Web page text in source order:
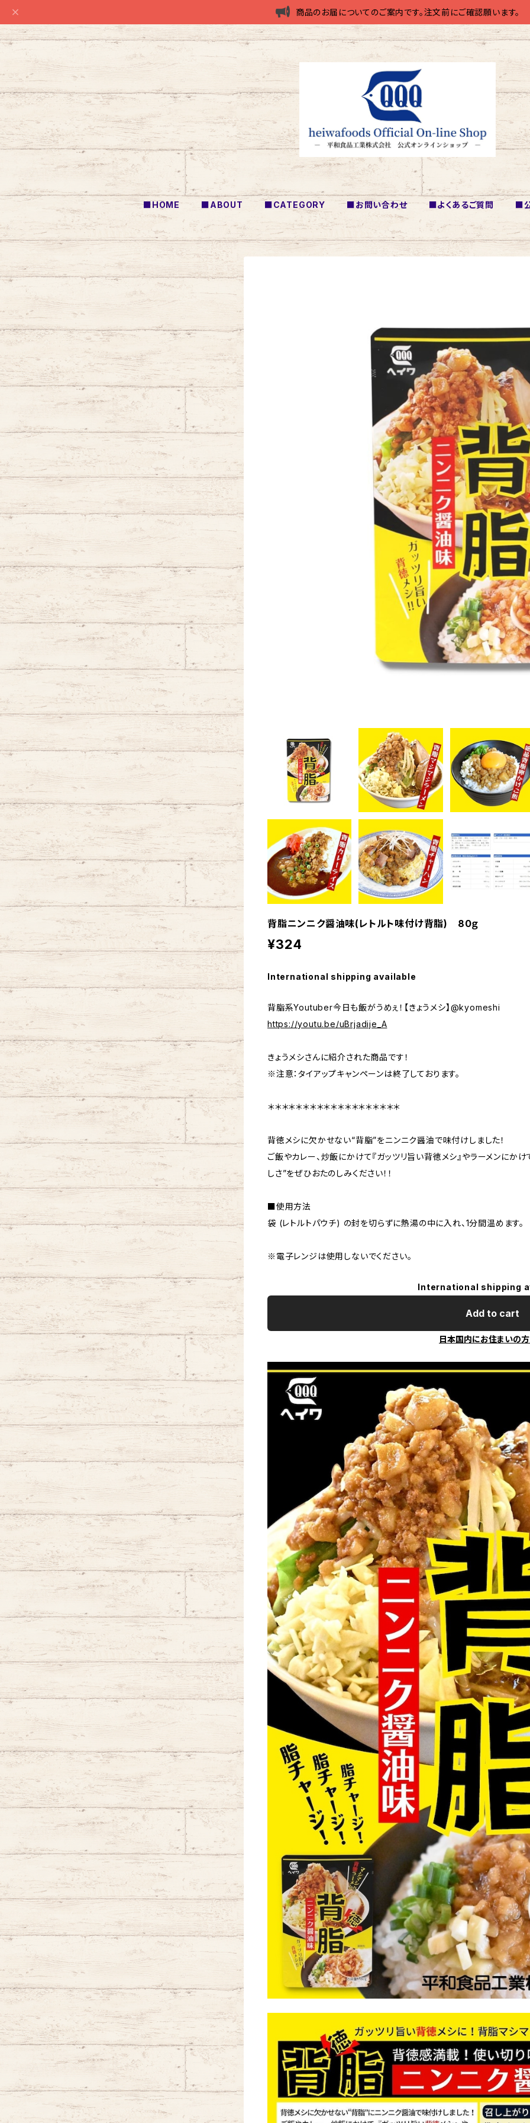
商品のお届についてのご案内です。注文前にご確認願います。
■HOME ■ABOUT ■CATEGORY ■お問い合わせ ■よくあるご質問 ■
背脂ニンニク醤油味(レトルト味付け背脂) 80ｇ
¥324
International shipping available
背脂系Youtuber今日も飯がうめぇ！【きょうメシ】@kyomeshi
https://youtu.be/uBrjadije_A
きょうメシさんに紹介された商品です！
※注意：タイアップキャンペーンは終了しております。
＊＊＊＊＊＊＊＊＊＊＊＊＊＊＊＊＊＊＊
背徳メシに欠かせない“背脂”をニンニク醤油で味付けしました！
ご飯やカレー、炒飯にかけて『ガッツリ旨い背徳メシ』やラーメンにか
しさ”をぜひおたのしみください！！
■使用方法
袋 (レトルトパウチ) の封を切らずに熱湯の中に入れ、1分間温めます。
※電子レンジは使用しないでください。
International shipping
Add to cart
日本国内にお住まいの